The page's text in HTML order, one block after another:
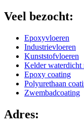
Veel bezocht:
Epoxyvloeren
Industrievloeren
Kunststofvloeren
Kelder waterdicht
Epoxy coating
Polyurethaan
Zwembadcoating
Adres: